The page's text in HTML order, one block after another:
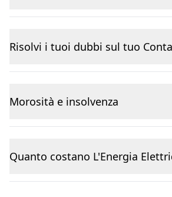
Risolvi i tuoi dubbi sul tuo
Morosità e insolvenza
Quanto costano L'Energia